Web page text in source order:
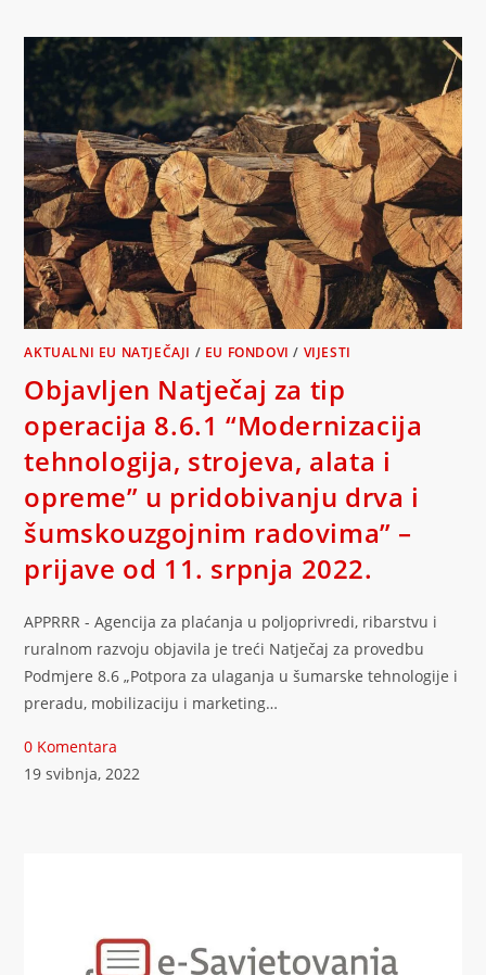
AKTUALNI EU NATJEČAJI / EU FONDOVI / VIJESTI
Objavljen Natječaj za tip
operacija 8.6.1 “Modernizacija
tehnologija, strojeva, alata i
opreme” u pridobivanju drva i
šumskouzgojnim radovima” –
prijave od 11. srpnja 2022.
APPRRR - Agencija za plaćanja u poljoprivredi, ribarstvu i
ruralnom razvoju objavila je treći Natječaj za provedbu
Podmjere 8.6 „Potpora za ulaganja u šumarske tehnologije i
preradu, mobilizaciju i marketing…
0 Komentara
19 svibnja, 2022